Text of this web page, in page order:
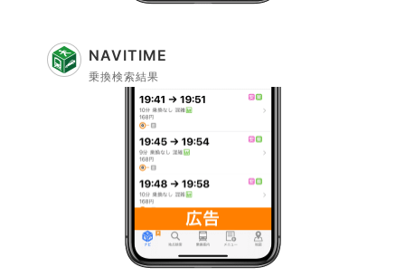
NAVITIME
乗換検索結果